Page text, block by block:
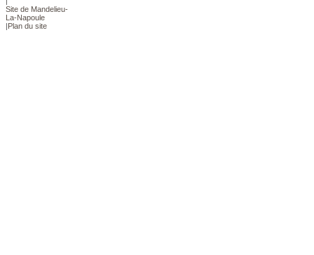
Site de Mandelieu-
La-Napoule
|Plan du site